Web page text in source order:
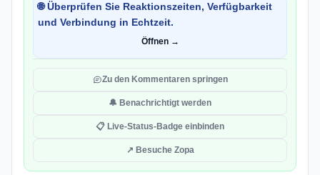
🌐 Überprüfen Sie Reaktionszeiten, Verfügbarkeit
und Verbindung in Echtzeit.
Öffnen →
Zu den Kommentaren springen
🔔 Benachrichtigt werden
📋 Live-Status-Badge einbinden
↗ Besuche Zopa